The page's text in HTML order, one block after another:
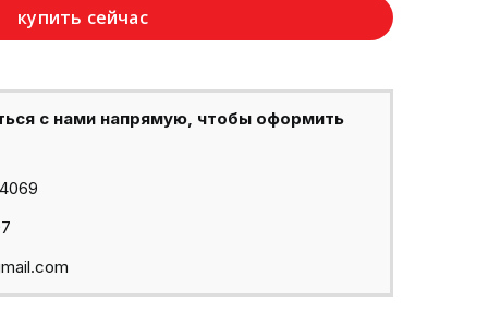
купить сейчас
с нами напрямую, чтобы оформить